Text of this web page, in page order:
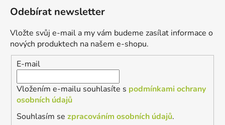
Odebírat newsletter
Vložte svůj e-mail a my vám budeme zasílat informace o
nových produktech na našem e-shopu.
E-mail
Vložením e-mailu souhlasíte s podmínkami ochrany
osobních údajů
Souhlasím se zpracováním osobních údajů.